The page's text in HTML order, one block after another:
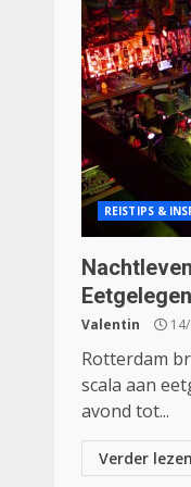
REISTIPS &
Valentin
Rotterdam
scala aan
avond tot...
Verder lezen